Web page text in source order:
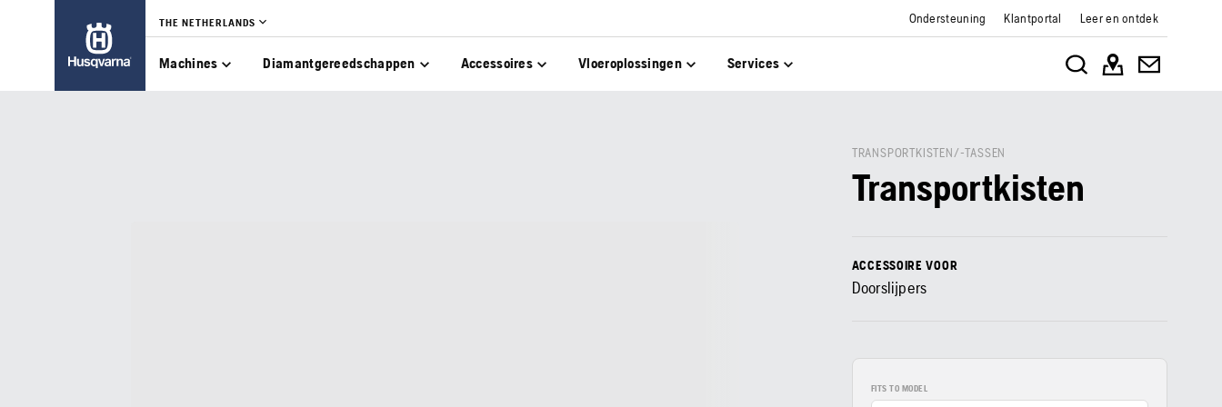
THE NETHERLANDS Ondersteuning Klantportal Leer en ontdek
Machines Diamantgereedschappen Accessoires Vloeroplossingen Services
TRANSPORTKISTEN/-TASSEN
Transportkisten
ACCESSOIRE VOOR
Doorslijpers
FITS TO MODEL